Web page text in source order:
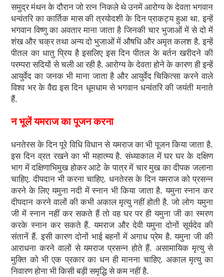
समुद्र मंथन के दौरान जो रत्न निकले थे उनमें आरोग्य के देवता भगवान
धन्वंतरि का कार्तिक मास की त्रयोदशी के दिन प्राकट्य हुआ था. इन्हें
भगवान विष्णु का अवतार माना जाता है जिनकी चार भुजाओं में से दो में
शंख और चक्र तथा अन्य दो भुजाओं में औषधि और अमृत कलश है. इन्हें
पीतल का धातु प्रिय है इसलिए इस दिन पीतल के बर्तन खरीदने की
परम्परा सदियों से चली आ रही है. आरोग्य के देवता होने के कारण ही इन्हें
आयुर्वेद का जनक भी माना जाता है और आयुर्वेद चिकित्सा करने वाले
विश्व भर के वैद्य इस दिन धूमधाम से भगवान धन्वंतरि की जयंती मनाते
हैं.
न भूलें यमराज का पूजन करना
धनतेरस के दिन पूरे विधि विधान से यमराज का भी पूजन किया जाता है.
इस दिन व्रत रखने का भी महात्म्य है. संध्याकाल में घर घर के दक्षिण
भाग में दक्षिणाभिमुख होकर आटे के पात्र में चार मुख का दीपक जलाना
चाहिए. दीपदान भी करना चाहिए. धनतेरस के दिन यमराज को प्रसन्न
करने के लिए यमुना नदी में स्नान भी किया जाता है. यमुना स्नान कर
दीपदान करने वालों की कभी अकाल मृत्यु नहीं होती है. जो लोग यमुना
जी में स्नान नहीं कर सकते हैं तो वह घर पर ही यमुना जी का स्मरण
करके स्नान कर सकते हैं. यमराज और देवी यमुना दोनों सूर्यदेव की
संतानें हैं. इसी कारण दोनों भाई बहनों में अगाध प्रेम है. यमुना जी की
आराधना करने वालों से यमराज प्रसन्न होते हैं. असामायिक मृत्यु से
मुक्ति को भी एक प्रकार का धन ही मानना चाहिए. अकाल मृत्यु का
निवारण होना भी किसी बड़ी समृद्धि से कम नहीं है.